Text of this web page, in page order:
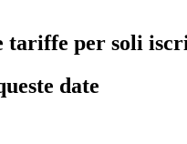
tariffe per soli
date